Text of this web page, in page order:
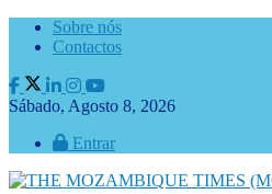
Sobre nós
Contactos
Sábado, Agosto 8, 2026
Entrar